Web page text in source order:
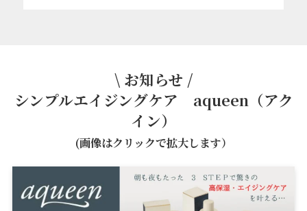
\ お知らせ /
シンプルエイジングケア aqueen（アク
イン）
(画像はクリックで拡大します）